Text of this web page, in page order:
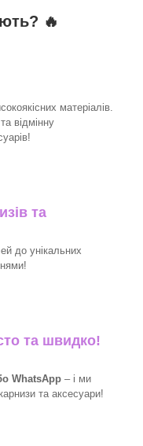
🔥
матеріалів.
відмінну
та
до унікальних
та швидко!
WhatsApp – і ми
карнизи та аксесуари!